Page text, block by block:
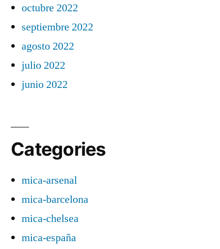
octubre 2022
septiembre 2022
agosto 2022
julio 2022
junio 2022
Categories
mica-arsenal
mica-barcelona
mica-chelsea
mica-españa